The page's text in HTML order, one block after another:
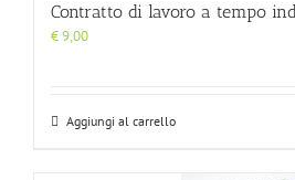
Contratto di lavoro a tempo
€9,00
Aggiungi al carrello